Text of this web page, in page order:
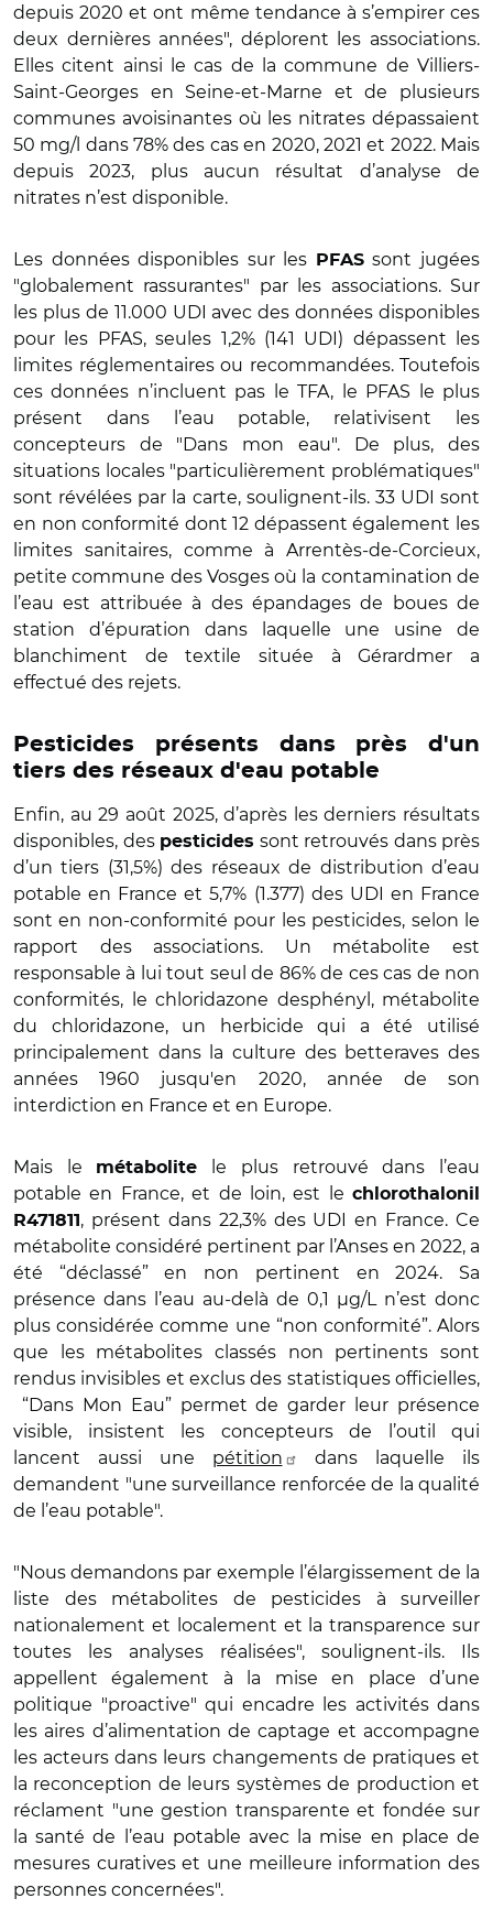
depuis 2020 et ont même tendance à s’empirer ces
deux dernières années", déplorent les associations.
Elles citent ainsi le cas de la commune de Villiers-
Saint-Georges en Seine-et-Marne et de plusieurs
communes avoisinantes où les nitrates dépassaient
50 mg/l dans 78% des cas en 2020, 2021 et 2022. Mais
depuis 2023, plus aucun résultat d’analyse de
nitrates n’est disponible.
Les données disponibles sur les PFASsont jugées
"globalement rassurantes" par les associations. Sur
les plus de 11.000 UDI avec des données disponibles
pour les PFAS, seules 1,2% (141 UDI) dépassent les
limites réglementaires ou recommandées. Toutefois
ces données n’incluent pas le TFA, le PFAS le plus
présent dans l’eau potable, relativisent les
concepteurs de "Dans mon eau". De plus, des
situations locales "particulièrement problématiques"
sont révélées par la carte, soulignent-ils. 33 UDI sont
en non conformité dont 12 dépassent également les
limites sanitaires, comme à Arrentès-de-Corcieux,
petite commune des Vosges où la contamination de
l’eau est attribuée à des épandages de boues de
station d’épuration dans laquelle une usine de
blanchiment de textile située à Gérardmer a
effectué des rejets.
Pesticides présents dans près d'un
tiers des réseaux d'eau potable
Enfin, au 29 août 2025, d’après les derniers résultats
disponibles, des pesticides sont retrouvés dans près
d’un tiers (31,5%) des réseaux de distribution d’eau
potable en France et 5,7% (1.377) des UDI en France
sont en non-conformité pour les pesticides, selon le
rapport des associations. Un métabolite est
responsable à lui tout seul de 86% de ces cas de non
conformités, le chloridazone desphényl, métabolite
du chloridazone, un herbicide qui a été utilisé
principalement dans la culture des betteraves des
années 1960 jusqu'en 2020, année de son
interdiction en France et en Europe.
Mais le métabolite
le plus retrouvé dans l’eau
potable en France, et de loin, est le chlorothalonil
R471811 , présent dans 22,3% des UDI en France. Ce
métabolite considéré pertinent par l’Anses en 2022, a
été “déclassé” en non pertinent en 2024. Sa
présence dans l’eau au-delà de 0,1 µg/L n’est donc
plus considérée comme une “non conformité”. Alors
que les métabolites classés non pertinents sont
rendus invisibles et exclus des statistiques officielles,
“Dans Mon Eau” permet de garder leur présence
visible, insistent les concepteurs de l’outil qui
lancent aussi une pétition
dans laquelle ils
demandent "une surveillance renforcée de la qualité
de l’eau potable".
"Nous demandons par exemple l’élargissement de la
liste des métabolites de pesticides à surveiller
nationalement et localement et la transparence sur
toutes les analyses réalisées", soulignent-ils. Ils
appellent également à la mise en place d’une
politique "proactive" qui encadre les activités dans
les aires d’alimentation de captage et accompagne
les acteurs dans leurs changements de pratiques et
la reconception de leurs systèmes de production et
réclament "une gestion transparente et fondée sur
la santé de l’eau potable avec la mise en place de
mesures curatives et une meilleure information des
personnes concernées".